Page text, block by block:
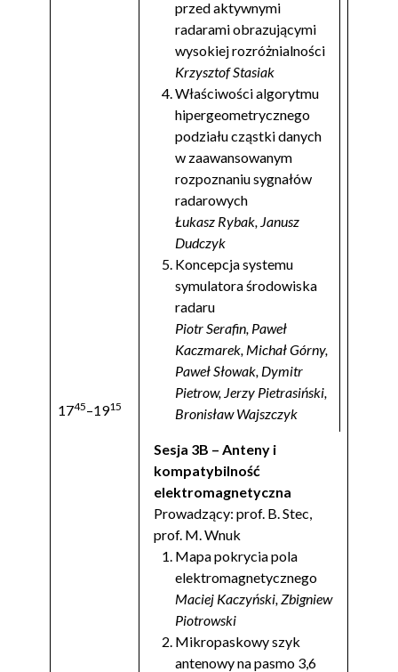
1745–1915
przed aktywnymi
radarami obrazującymi
wysokiej rozróżnialności
Krzysztof Stasiak
Właściwości algorytmu
hipergeometrycznego
podziału cząstki danych
w zaawansowanym
rozpoznaniu sygnałów
radarowych
Łukasz Rybak, Janusz
Dudczyk
Koncepcja systemu
symulatora środowiska
radaru
Piotr Serafin, Paweł
Kaczmarek, Michał Górny,
Paweł Słowak, Dymitr
Pietrow, Jerzy Pietrasiński,
Bronisław Wajszczyk
Sesja 3B – Anteny i
kompatybilność
elektromagnetyczna
Prowadzący: prof. B. Stec,
prof. M. Wnuk
Mapa pokrycia pola
elektromagnetycznego
Maciej Kaczyński, Zbigniew
Piotrowski
Mikropaskowy szyk
antenowy na pasmo 3,6